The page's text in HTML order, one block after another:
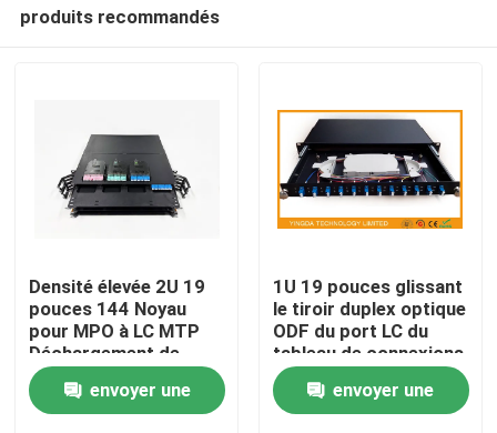
Maison
produits recommandés
Densité élevée 2U 19
pouces 144 Noyau
pour MPO à LC MTP
Déchargement de
diapositive Panneau
de patch en fibre
optique MPO Rack
envoyer une
1U 19 pouces glissant
le tiroir duplex optique
ODF du port LC du
tableau de connexions
de fibre de bâti de
support 12envoyer une